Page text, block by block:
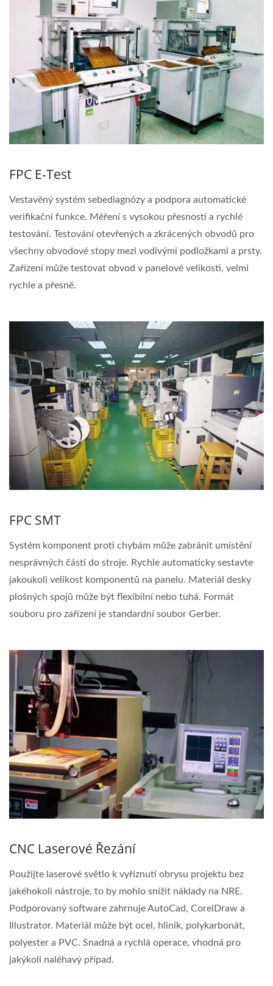
FPC E-Test
Vestavěný systém sebediagnózy a podpora automatické
verifikační funkce. Měření s vysokou přesností a rychlé
testování. Testování otevřených a zkrácených obvodů pro
všechny obvodové stopy mezi vodivými podložkami a prsty.
Zařízení může testovat obvod v panelové velikosti, velmi
rychle a přesně.
FPC SMT
Systém komponent proti chybám může zabránit umístění
nesprávných částí do stroje. Rychle automaticky sestavte
jakoukoli velikost komponentů na panelu. Materiál desky
plošných spojů může být flexibilní nebo tuhá. Formát
souboru pro zařízení je standardní soubor Gerber.
CNC Laserové Řezání
Použijte laserové světlo k vyříznutí obrysu projektu bez
jakéhokoli nástroje, to by mohlo snížit náklady na NRE.
Podporovaný software zahrnuje AutoCad, CorelDraw a
Illustrator. Materiál může být ocel, hliník, polykarbonát,
polyester a PVC. Snadná a rychlá operace, vhodná pro
jakýkoli naléhavý případ.